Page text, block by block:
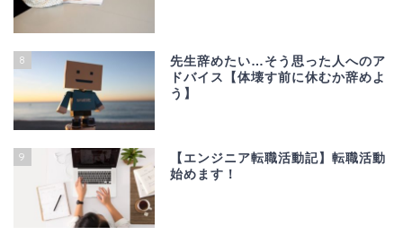
8
先生辞めたい…そう思った人へのア
ドバイス【体壊す前に休むか辞めよ
う】
9
【エンジニア転職活動記】転職活動
始めます！